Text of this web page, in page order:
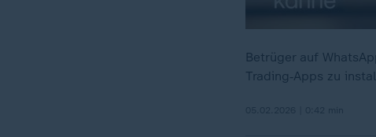
Betrüger auf
Trading‑Apps zu